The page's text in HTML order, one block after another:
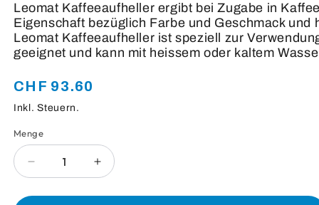
Leomat Kaffeeaufheller ergibt bei Zugabe in
Eigenschaft bezüglich Farbe und Geschmack und
Leomat Kaffeeaufheller ist speziell zur
geeignet und kann mit heissem oder kaltem
Normaler
Preis
CHF 93.60
Inkl. Steuern.
Anzahl
Menge
Verringere
die
Menge
Erhöhe
die
Menge